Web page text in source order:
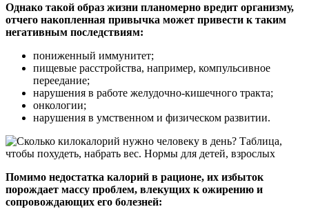
Однако такой образ жизни планомерно вредит организму,
отчего накопленная привычка может привести к таким
негативным последствиям:
пониженный иммунитет;
пищевые расстройства, например, компульсивное
переедание;
нарушения в работе желудочно-кишечного тракта;
онкологии;
нарушения в умственном и физическом развитии.
Помимо недостатка калорий в рационе, их избыток
порождает массу проблем, влекущих к ожирению и
сопровождающих его болезней: